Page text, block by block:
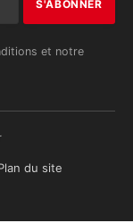
et notre
du site